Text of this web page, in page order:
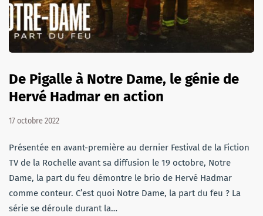
De Pigalle à Notre Dame, le génie de
Hervé Hadmar en action
17 octobre 2022
Présentée en avant-première au dernier Festival de la Fiction
TV de la Rochelle avant sa diffusion le 19 octobre, Notre
Dame, la part du feu démontre le brio de Hervé Hadmar
comme conteur. C’est quoi Notre Dame, la part du feu ? La
série se déroule durant la…